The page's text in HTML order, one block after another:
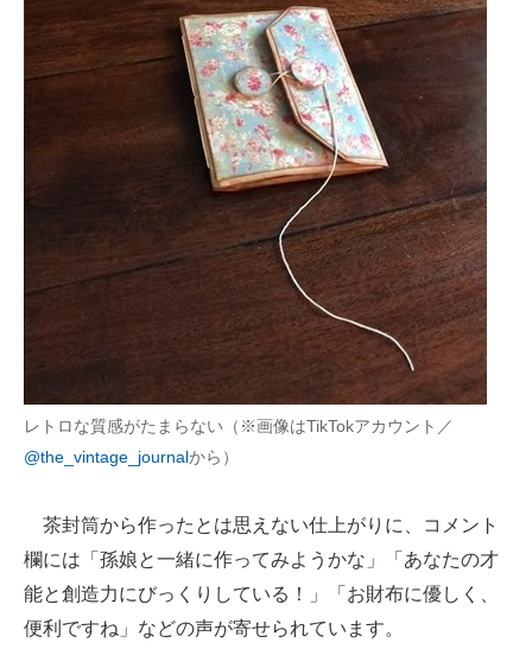
レトロな質感がたまらない（※画像はTikTokアカウント／
@the_vintage_journalから）
茶封筒から作ったとは思えない仕上がりに、コメント
欄には「孫娘と一緒に作ってみようかな」「あなたの才
能と創造力にびっくりしている！」「お財布に優しく、
便利ですね」などの声が寄せられています。